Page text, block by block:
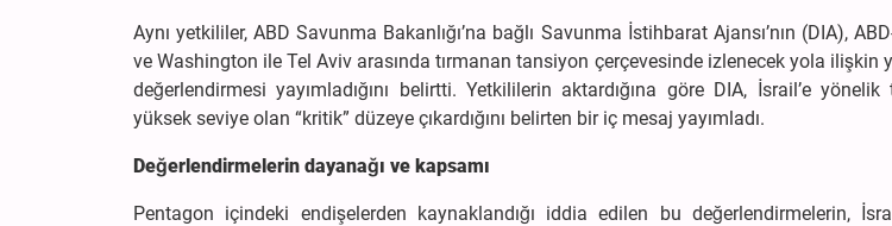
Aynı yetkililer, ABD Savunma Bakanlığı’na bağlı Savunma İstihbarat Ajansı’nın (DIA),
ve Washington ile Tel Aviv arasında tırmanan tansiyon çerçevesinde izlenecek yola ilişkin
değerlendirmesi yayımladığını belirtti. Yetkililerin aktardığına göre DIA, İsrail’e
yüksek seviye olan “kritik” düzeye çıkardığını belirten bir iç mesaj yayımladı.
Değerlendirmelerin dayanağı ve kapsamı
Pentagon içindeki endişelerden kaynaklandığı iddia edilen bu değerlendirmelerin,